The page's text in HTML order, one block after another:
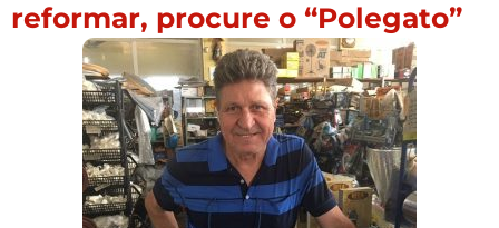
reformar, procure o “Polegato”